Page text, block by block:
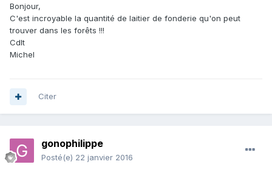
Bonjour,
C'est incroyable la quantité de laitier de fonderie qu'on peut
trouver dans les forêts !!!
Cdlt
Michel
Citer
gonophilippe
Posté(e) 22 janvier 2016